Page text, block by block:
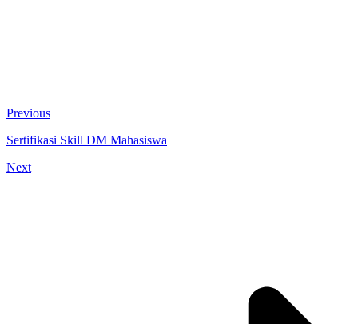
Previous
Sertifikasi Skill DM Mahasiswa
Next